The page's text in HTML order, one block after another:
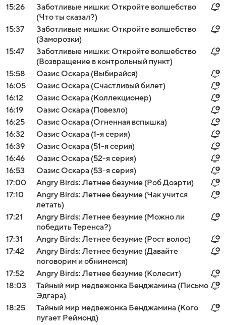
15:26
Заботливые мишки: Откройте волшебство
(Что ты сказал?)
15:37
Заботливые мишки: Откройте волшебство
(Заморозки)
15:47
Заботливые мишки: Откройте волшебство
(Возвращение в контрольный пункт)
15:58
Оазис Оскара (Выбирайся)
16:05
Оазис Оскара (Счастливый билет)
16:12
Оазис Оскара (Коллекционер)
16:19
Оазис Оскара (Повезло)
16:25
Оазис Оскара (Огненная вспышка)
16:32
Оазис Оскара (1-я серия)
16:39
Оазис Оскара (51-я серия)
16:46
Оазис Оскара (52-я серия)
16:53
Оазис Оскара (53-я серия)
17:00
Angry Birds: Летнее безумие (Роб Доэрти)
17:10
Angry Birds: Летнее безумие (Чак учится
летать)
17:21
Angry Birds: Летнее безумие (Можно ли
победить Теренса?)
17:31
Angry Birds: Летнее безумие (Рост волос)
17:42
Angry Birds: Летнее безумие (Давайте
поговорим и обнимемся)
17:52
Angry Birds: Летнее безумие (Колесит)
18:03
Тайный мир медвежонка Бенджамина (Письмо
Эдгара)
18:25
Тайный мир медвежонка Бенджамина (Кого
пугает Реймонд)